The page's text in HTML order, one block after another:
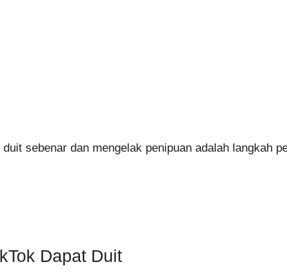
sebenar dan mengelak penipuan adalah langkah
Dapat Duit